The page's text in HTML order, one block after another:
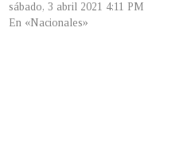
sábado, 3 abril 2021 4:11 PM
En «Nacionales»